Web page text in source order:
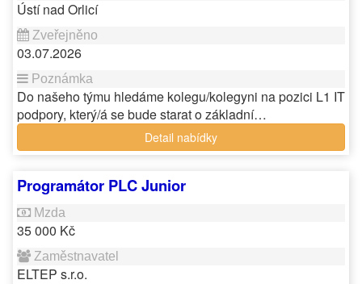
Ústí nad Orlicí
03.07.2026
Do našeho týmu hledáme kolegu/kolegyni na pozici L1 IT
podpory, který/á se bude starat o základní…
Detail nabídky
Programátor PLC Junior
35 000 Kč
ELTEP s.r.o.